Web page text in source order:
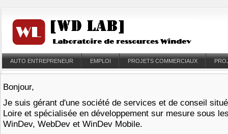
AUTO ENTREPRENEUR EMPLOI PROJETS COMMERCIAUX
Bonjour,
Je suis gérant d'une société de services et de conseil
Loire et spécialisée en développement sur mesure sous
WinDev, WebDev et WinDev Mobile.